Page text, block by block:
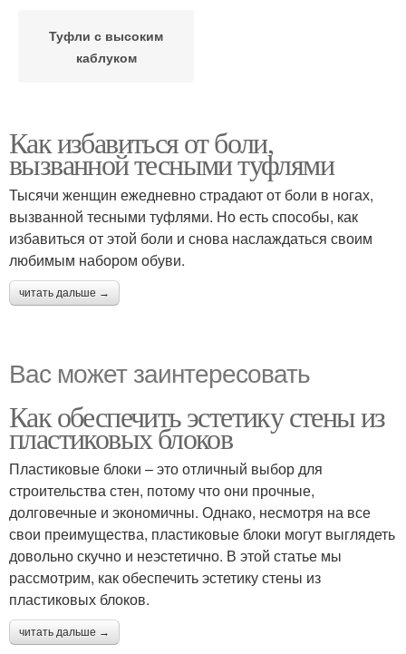
Туфли с высоким
каблуком
Как избавиться от боли,
вызванной тесными туфлями
Тысячи женщин ежедневно страдают от боли в ногах,
вызванной тесными туфлями. Но есть способы, как
избавиться от этой боли и снова наслаждаться своим
любимым набором обуви.
читать дальше →
Вас может заинтересовать
Как обеспечить эстетику стены из
пластиковых блоков
Пластиковые блоки – это отличный выбор для
строительства стен, потому что они прочные,
долговечные и экономичны. Однако, несмотря на все
свои преимущества, пластиковые блоки могут выглядеть
довольно скучно и неэстетично. В этой статье мы
рассмотрим, как обеспечить эстетику стены из
пластиковых блоков.
читать дальше →